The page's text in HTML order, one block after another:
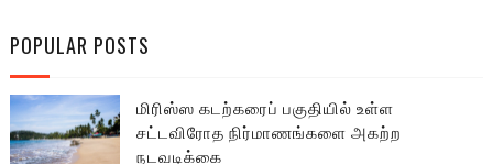
POPULAR POSTS
மிரிஸ்ஸ கடற்கரைப் பகுதியில் உள்ள
சட்டவிரோத நிர்மாணங்களை அகற்ற
நடவடிக்கை